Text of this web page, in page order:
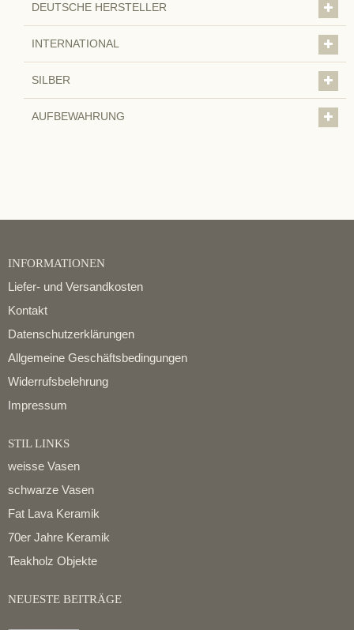
DEUTSCHE HERSTELLER
INTERNATIONAL
SILBER
AUFBEWAHRUNG
INFORMATIONEN
Liefer- und Versandkosten
Kontakt
Datenschutzerklärungen
Allgemeine Geschäftsbedingungen
Widerrufsbelehrung
Impressum
STIL LINKS
weisse Vasen
schwarze Vasen
Fat Lava Keramik
70er Jahre Keramik
Teakholz Objekte
NEUESTE BEITRÄGE